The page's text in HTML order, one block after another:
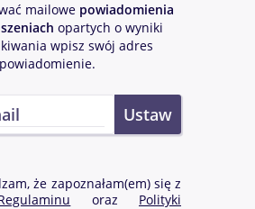
mailowe powiadomienia
opartych o wyniki
wpisz swój adres
że zapoznałam(em) się z
oraz Polityki